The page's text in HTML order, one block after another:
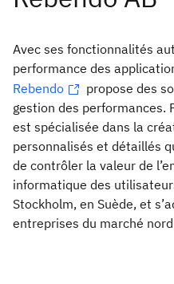
Avec ses fonctionnalités
performance des
Rebendo
propose des
gestion des performances.
est spécialisée dans la
personnalisés et détaillés
de contrôler la valeur de
informatique des
Stockholm, en Suède, et
entreprises du marché